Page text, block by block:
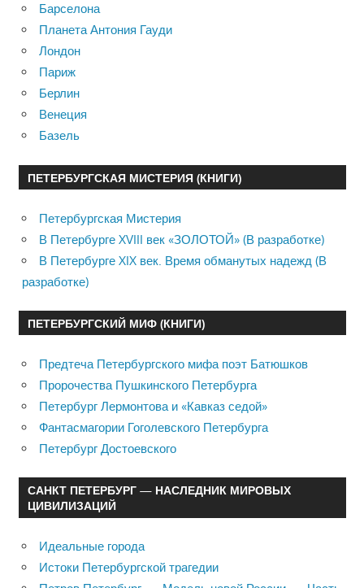
Барселона
Планета Антония Гауди
Лондон
Париж
Берлин
Венеция
Базель
ПЕТЕРБУРГСКАЯ МИСТЕРИЯ (КНИГИ)
Петербургская Мистерия
В Петербурге XVIII век «ЗОЛОТОЙ» (В разработке)
В Петербурге XIX век. Время обманутых надежд (В
разработке)
ПЕТЕРБУРГСКИЙ МИФ (КНИГИ)
Предтеча Петербургского мифа поэт Батюшков
Пророчества Пушкинского Петербурга
Петербург Лермонтова и «Кавказ седой»
Фантасмагории Гоголевского Петербурга
Петербург Достоевского
САНКТ ПЕТЕРБУРГ — НАСЛЕДНИК МИРОВЫХ
ЦИВИЛИЗАЦИЙ
Идеальные города
Истоки Петербургской трагедии